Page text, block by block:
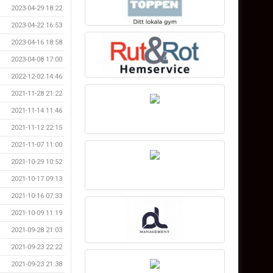
2023-04-29 18:22
2023-04-22 16:53
2023-04-16 18:58
2023-04-08 17:00
2022-12-02 14:46
2021-11-28 21:22
2021-11-14 11:46
2021-11-12 22:15
2021-11-07 11:00
2021-10-29 10:52
2021-10-17 09:13
2021-10-16 07:33
2021-10-09 11:19
2021-09-28 21:03
2021-09-23 22:22
2021-09-23 21:38